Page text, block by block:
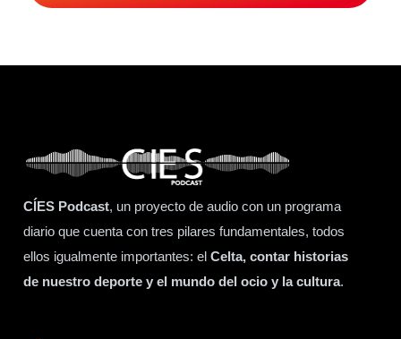
CÍES Podcast, un proyecto de audio con un programa
diario que cuenta con tres pilares fundamentales, todos
ellos igualmente importantes: el Celta, contar historias
de nuestro deporte y el mundo del ocio y la cultura.